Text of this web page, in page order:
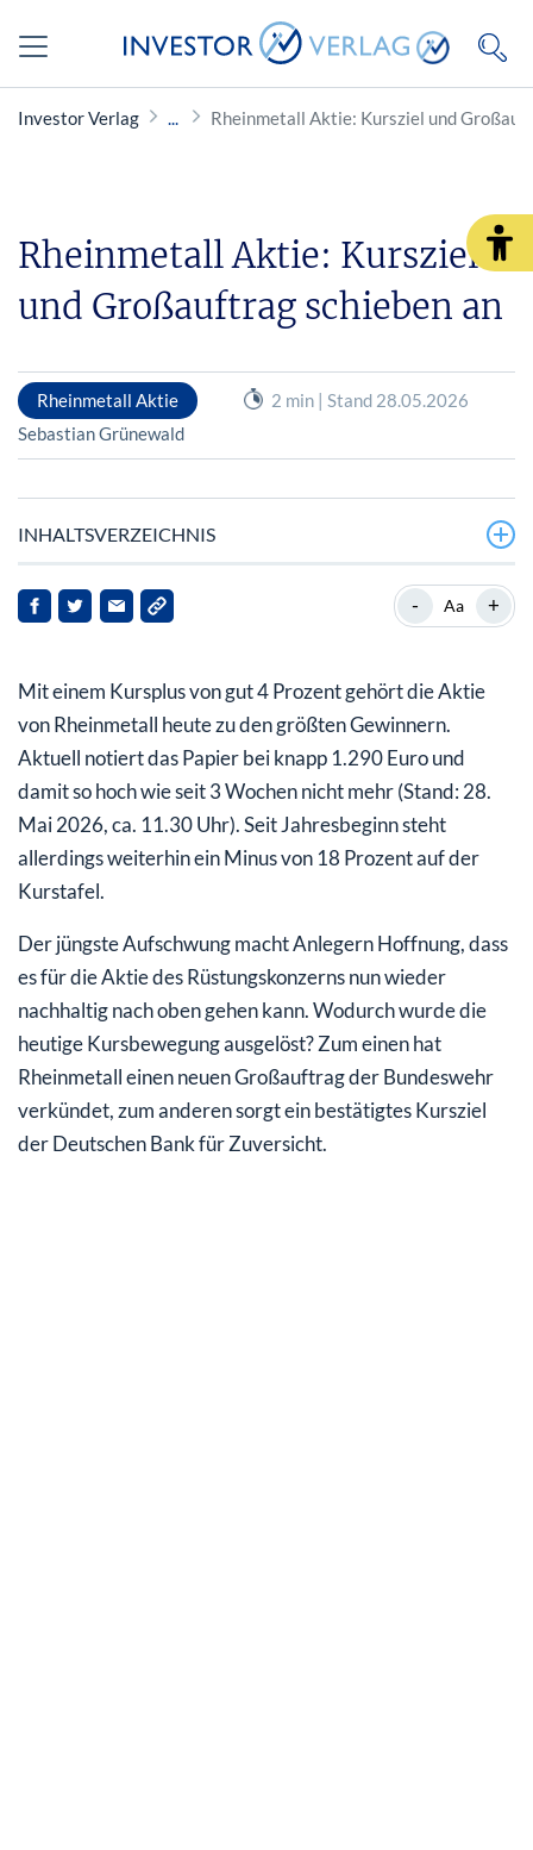
Investor Verlag Rheinmetall Aktie: Kursziel und
Rheinmetall Aktie: Kursziel
und Großauftrag schieben an
Rheinmetall Aktie
2 min | Stand 28.05.2026
Sebastian Grünewald
INHALTSVERZEICHNIS
Rheinmetall mit Bundeswehr-Auftrag und Analysten-
Schub
Performance
- Aa +
Mit einem Kursplus von gut 4 Prozent gehört die Aktie
von Rheinmetall heute zu den größten Gewinnern.
Aktuell notiert das Papier bei knapp 1.290 Euro und
damit so hoch wie seit 3 Wochen nicht mehr (Stand: 28.
Mai 2026, ca. 11.30 Uhr). Seit Jahresbeginn steht
allerdings weiterhin ein Minus von 18 Prozent auf der
Kurstafel.
Der jüngste Aufschwung macht Anlegern Hoffnung, dass
es für die Aktie des Rüstungskonzerns nun wieder
nachhaltig nach oben gehen kann. Wodurch wurde die
heutige Kursbewegung ausgelöst? Zum einen hat
Rheinmetall einen neuen Großauftrag der Bundeswehr
verkündet, zum anderen sorgt ein bestätigtes Kursziel
der Deutschen Bank für Zuversicht.